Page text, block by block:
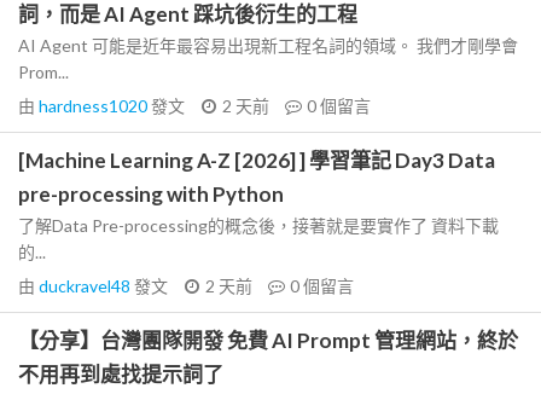
詞，而是 AI Agent 踩坑後衍生的工程
AI Agent 可能是近年最容易出現新工程名詞的領域。 我們才剛學會
Prom...
由 hardness1020發文 2 天前 0個留言
[Machine Learning A-Z [2026] ] 學習筆記 Day3 Data
pre-processing with Python
了解Data Pre-processing的概念後，接著就是要實作了 資料下載
的...
由 duckravel48 發文 2 天前 0個留言
【分享】台灣團隊開發 免費 AI Prompt 管理網站，終於
不用再到處找提示詞了